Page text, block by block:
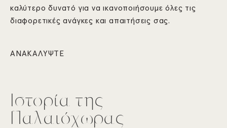
καλύτερο δυνατό για να ικανοποιήσουμε όλες τις
διαφορετικές ανάγκες και απαιτήσεις σας.
ΑΝΑΚΑΛΥΨΤΕ
Ιστορία της
Παλαιόχωρας